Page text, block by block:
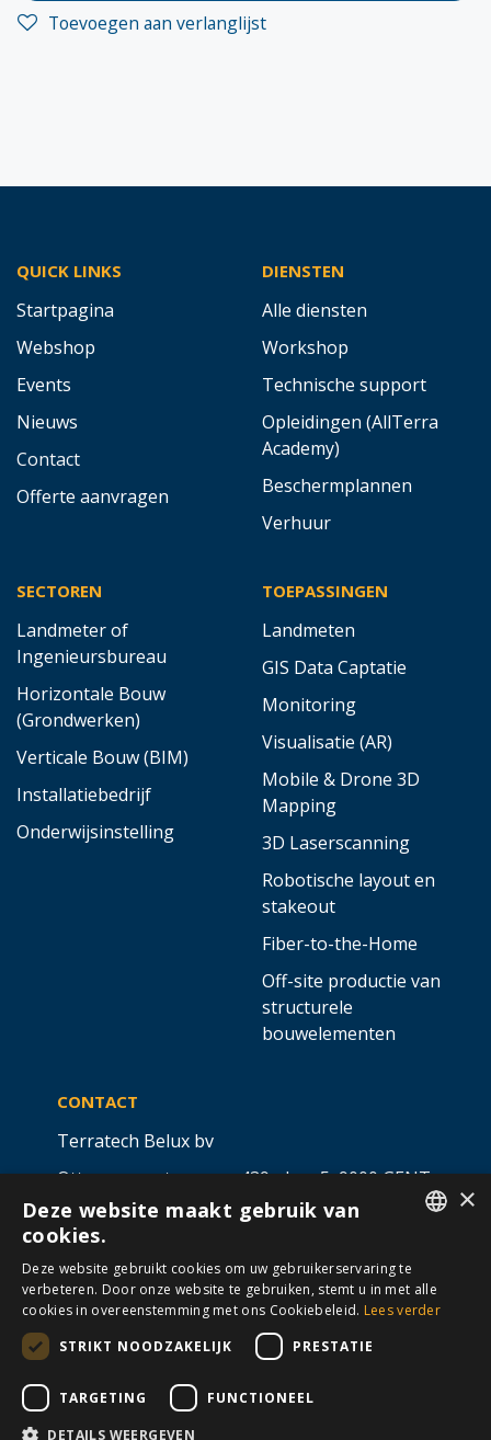
Toevoegen aan verlanglijst
QUICK LINKS
Startpagina
Webshop
Events
Nieuws
Contact
Offerte aanvragen
DIENSTEN
Alle diensten
Workshop
Technische support
Opleidingen (AllTerra
Academy)
Beschermplannen
Verhuur
SECTOREN
Landmeter of
Ingenieursbureau
Horizontale Bouw
(Grondwerken)
Verticale Bouw (BIM)
Installatiebedrijf
Onderwijsinstelling
TOEPASSINGEN
Landmeten
GIS Data Captatie
Monitoring
Visualisatie (AR)
Mobile & Drone 3D
Mapping
3D Laserscanning
Robotische layout en
stakeout
Fiber-to-the-Home
Off-site productie van
structurele
bouwelementen
CONTACT
Terratech Belux bv
Ottergemsesteenweg 439 - bus 5,9000 GENT
info@allterra-belux.com+32 9 430 25 30
BE1009.467.122
VOLG ONS OP ​ ​
FRENCH
×
Deze website maakt gebruik van
cookies.
Deze website gebruikt cookies om uw gebruikerservaring te
verbeteren. Door onze website te gebruiken, stemt u in met alle
cookies in overeenstemming met ons Cookiebeleid. Lees verder
STRIKT NOODZAKELIJK
PRESTATIE
TARGETING FUNCTIONEEL
DETAILS WEERGEVEN